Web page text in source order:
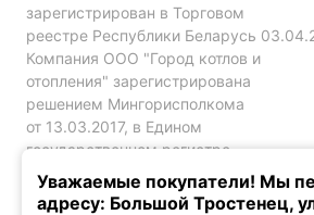
зарегистрирован в Торговом
реестре Республики Беларусь
Компания ООО "Город котлов и
отопления" зарегистрирована
решением Мингорисполкома
от 13.03.2017, в Едином
государственном регистре
юр. лиц и индивидуальных
предпринимателей за №192786120.
Уважаемые покупатели! Мы
адресу: Большой Тростенец,